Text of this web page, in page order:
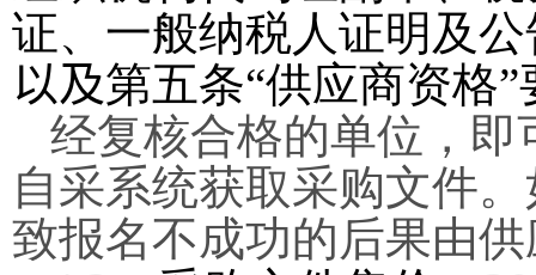
证、一般纳税人证明及
以及第五条“供应商资格”
经复核合格的单位，
自采系统获取采购文件
致报名不成功的后果由